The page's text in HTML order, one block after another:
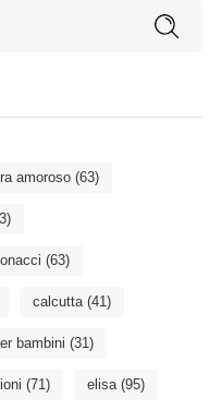
amoroso(63)
(63)
calcutta(41)
bambini (31)
(71) elisa(95)